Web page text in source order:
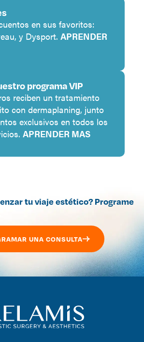
en sus favoritos:
y Dysport. APRENDER
programa VIP
reciben un tratamiento
con dermaplaning, junto
exclusivos en todos los
APRENDER MAS
tu viaje estético? Programe
UNA CONSULTA